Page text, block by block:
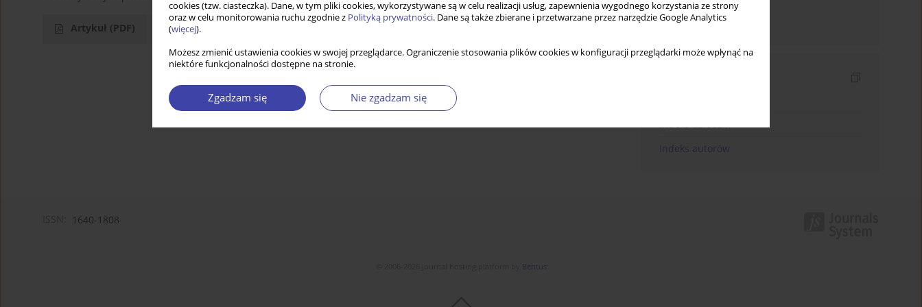
cookies (tzw. ciasteczka). Dane, w tym pliki cookies, wykorzystywane są w celu realizacji usług, zapewnienia wygodnego korzystania ze strony
oraz w celu monitorowania ruchu zgodnie z Polityką prywatności. Dane są także zbierane i przetwarzane przez narzędzie Google Analytics
(więcej).
Możesz zmienić ustawienia cookies w swojej przeglądarce. Ograniczenie stosowania plików cookies w konfiguracji przeglądarki może wpłynąć na
niektóre funkcjonalności dostępne na stronie.
Zgadzam się Nie zgadzam się
Artykuł (PDF) Wyślij mailem
Indeks dziedzin
Indeks autorów
1640-1808
Bentus